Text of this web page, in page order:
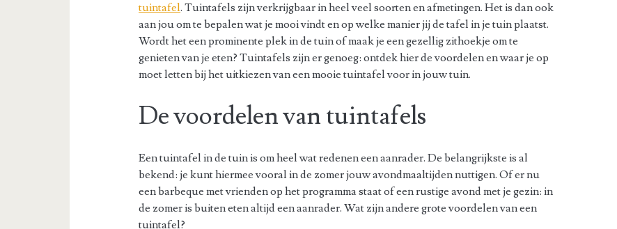
tuintafel. Tuintafels zijn verkrijgbaar in heel veel soorten en afmetingen. Het is dan ook
aan jou om te bepalen wat je mooi vindt en op welke manier jij de tafel in je tuin plaatst.
Wordt het een prominente plek in de tuin of maak je een gezellig zithoekje om te
genieten van je eten? Tuintafels zijn er genoeg: ontdek hier de voordelen en waar je op
moet letten bij het uitkiezen van een mooie tuintafel voor in jouw tuin.
De voordelen van tuintafels
Een tuintafel in de tuin is om heel wat redenen een aanrader. De belangrijkste is al
bekend: je kunt hiermee vooral in de zomer jouw avondmaaltijden nuttigen. Of er nu
een barbeque met vrienden op het programma staat of een rustige avond met je gezin: in
de zomer is buiten eten altijd een aanrader. Wat zijn andere grote voordelen van een
tuintafel?